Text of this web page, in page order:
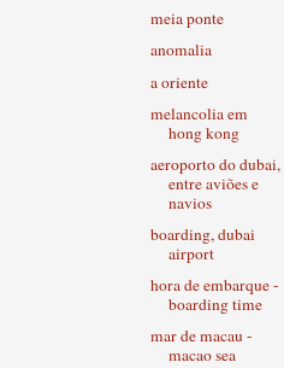
meia ponte
anomalia
a oriente
melancolia em
hong kong
aeroporto do dubai,
entre aviões e
navios
boarding, dubai
airport
hora de embarque -
boarding time
mar de macau -
macao sea